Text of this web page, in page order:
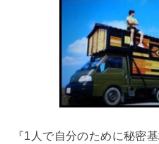
『1人で自分のために秘密